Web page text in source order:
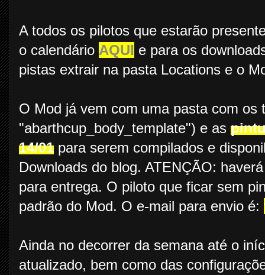
A todos os pilotos que estarão
o calendário AQUI e para os
pistas extrair na pasta Locations e o
O Mod já vem com uma pasta com os
"abarthcup_body_template") e as
14/01 para serem compilados e
Downloads do blog. ATENÇÃO:
para entrega. O piloto que ficar sem
padrão do Mod. O e-mail para envio é:
Ainda no decorrer da semana até o
atualizado, bem como das